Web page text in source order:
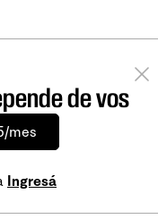
de vos
mes
Ingresá